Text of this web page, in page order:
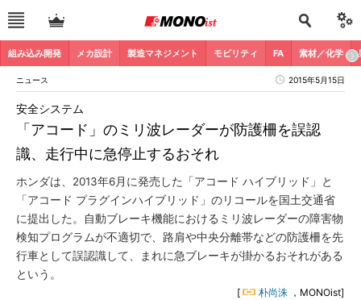
組み込み開発 メカ設計 製造マネジメント モビリティ FA 素材／化学
ニュース 2015年5月15日
「アコード」のミリ波レーダーが防護柵を誤認
識、走行中に急停止するおそれ
安全システム
ホンダは、2013年6月に発売した「アコード ハイブリッド」と
「アコード プラグインハイブリッド」のリコールを国土交通省
に提出した。自動ブレーキ機能におけるミリ波レーダーの障害物
検知プログラムが不適切で、路肩や中央分離帯などの防護柵を先
行車として誤認識して、まれに急ブレーキが掛かるおそれがある
という。
[ 朴尚洙 ，MONOist]